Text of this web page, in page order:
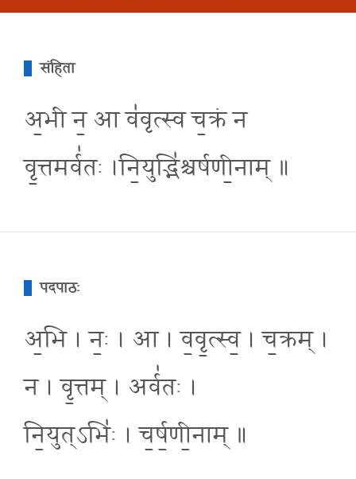
संहिता
अ॒भी न॒ आ व॑वृत्स्व च॒क्रं न
वृ॒त्तमर्व॑तः ।नि॒युद्भि॑श्चर्षणी॒नाम् ॥
पदपाठः
अ॒भि । नः॒ । आ । व॒वृ॒त्स्व॒ । च॒क्रम् ।
न । वृ॒त्तम् । अर्व॑तः ।
नि॒युत्ऽभिः॑ । च॒र्ष॒णी॒नाम् ॥